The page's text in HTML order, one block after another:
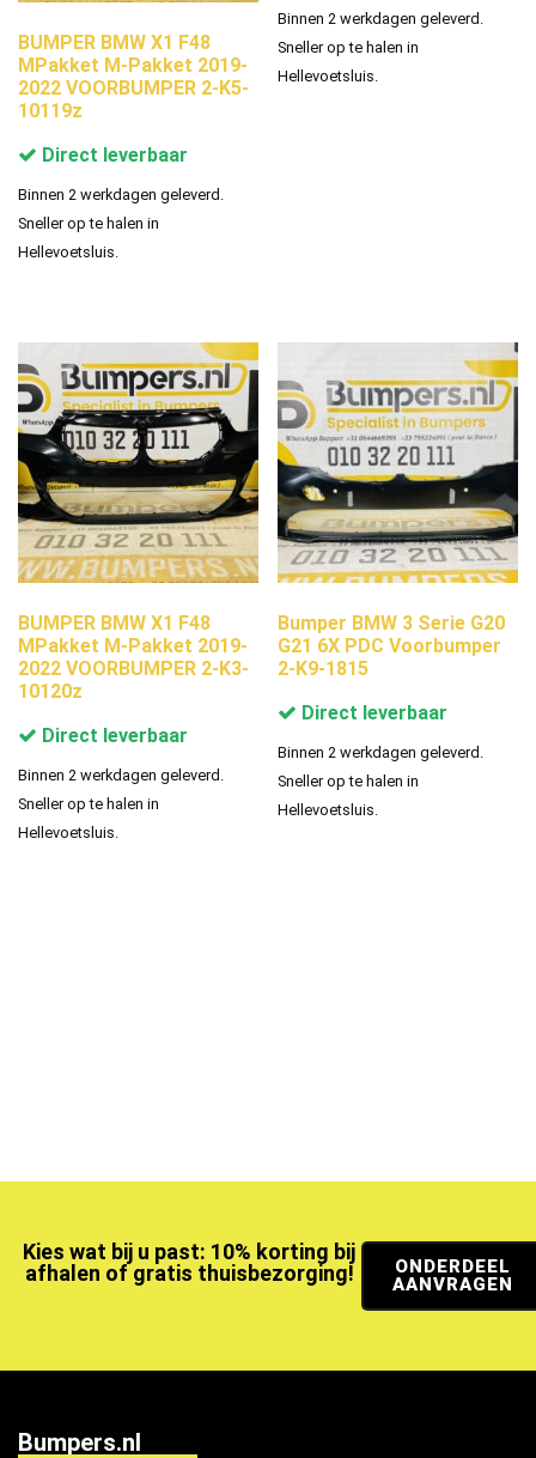
BUMPER BMW X1 F48
MPakket M-Pakket 2019-
2022 VOORBUMPER 2-K5-
10119z
Direct leverbaar
Binnen 2 werkdagen geleverd.
Sneller op te halen in
Hellevoetsluis.
Binnen 2 werkdagen geleverd.
Sneller op te halen in
Hellevoetsluis.
BUMPER BMW X1 F48
MPakket M-Pakket 2019-
2022 VOORBUMPER 2-K3-
10120z
Direct leverbaar
Binnen 2 werkdagen geleverd.
Sneller op te halen in
Hellevoetsluis.
Bumper BMW 3 Serie G20
G21 6X PDC Voorbumper
2-K9-1815
Direct leverbaar
Binnen 2 werkdagen geleverd.
Sneller op te halen in
Hellevoetsluis.
Kies wat bij u past: 10% korting bij
afhalen of gratis thuisbezorging!
ONDERDEEL
AANVRAGEN
Bumpers.nl